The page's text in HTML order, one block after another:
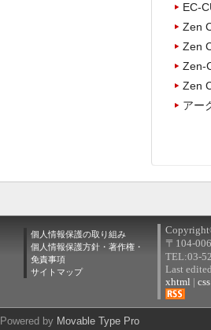
EC-
Zen
Zen
Zen-
Zen
アー
個人情報保護の取り組み
個人情報保護方針・著作権・
免責事項
サイトマップ
〒104-
TEL:03-
Last
xhtml | css
RSS
Powered by Movable Type Pro